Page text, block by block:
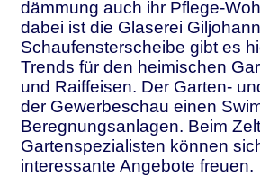
dämmung auch ihr Pflege-
dabei ist die Glaserei
Schaufensterscheibe gibt es
Trends für den heimischen
und Raiffeisen. Der Garten-
der Gewerbeschau einen
Beregnungsanlagen. Beim
Gartenspezialisten können
interessante Angebote freuen.